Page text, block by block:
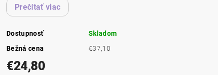
Prečítať viac
Dostupnosť
Skladom
Bežná cena
€37,10
€24,80